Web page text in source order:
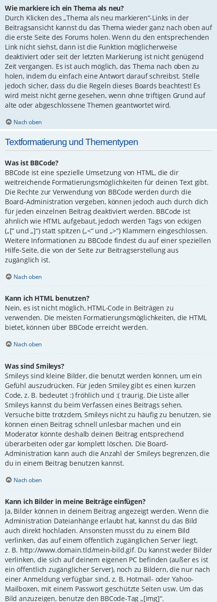
Wie markiere ich ein Thema als neu?
Durch Klicken des „Thema als neu markieren“-Links in der
Beitragsansicht kannst du das Thema wieder ganz nach oben auf
die erste Seite des Forums holen. Wenn du den entsprechenden
Link nicht siehst, dann ist die Funktion möglicherweise
deaktiviert oder seit der letzten Markierung ist nicht genügend
Zeit vergangen. Es ist auch möglich, das Thema nach oben zu
holen, indem du einfach eine Antwort darauf schreibst. Stelle
jedoch sicher, dass du die Regeln dieses Boards beachtest! Es
wird meist nicht gerne gesehen, wenn ohne triftigen Grund auf
alte oder abgeschlossene Themen geantwortet wird.
Nach oben
Textformatierung und Thementypen
Was ist BBCode?
BBCode ist eine spezielle Umsetzung von HTML, die dir
weitreichende Formatierungsmöglichkeiten für deinen Text gibt.
Die Rechte zur Verwendung von BBCode werden durch die
Board-Administration vergeben, können jedoch auch durch dich
für jeden einzelnen Beitrag deaktiviert werden. BBCode ist
ähnlich wie HTML aufgebaut, jedoch werden Tags von eckigen
(„[“ und „]“) statt spitzen („<“ und „>“) Klammern eingeschlossen.
Weitere Informationen zu BBCode findest du auf einer speziellen
Hilfe-Seite, die von der Seite zur Beitragserstellung aus
zugänglich ist.
Nach oben
Kann ich HTML benutzen?
Nein, es ist nicht möglich, HTML-Code in Beiträgen zu
verwenden. Die meisten Formatierungsmöglichkeiten, die HTML
bietet, können über BBCode erreicht werden.
Nach oben
Was sind Smileys?
Smileys sind kleine Bilder, die benutzt werden können, um ein
Gefühl auszudrücken. Für jeden Smiley gibt es einen kurzen
Code, z. B. bedeutet :) fröhlich und :( traurig. Die Liste aller
Smileys kannst du beim Verfassen eines Beitrags sehen.
Versuche bitte trotzdem, Smileys nicht zu häufig zu benutzen, sie
können einen Beitrag schnell unlesbar machen und ein
Moderator könnte deshalb deinen Beitrag entsprechend
überarbeiten oder gar komplett löschen. Die Board-
Administration kann auch die Anzahl der Smileys begrenzen, die
du in einem Beitrag benutzen kannst.
Nach oben
Kann ich Bilder in meine Beiträge einfügen?
Ja, Bilder können in deinem Beitrag angezeigt werden. Wenn die
Administration Dateianhänge erlaubt hat, kannst du das Bild
auch direkt hochladen. Ansonsten musst du zu einem Bild
verlinken, das auf einem öffentlich zugänglichen Server liegt,
z. B. http://www.domain.tld/mein-bild.gif. Du kannst weder Bilder
verlinken, die sich auf deinem eigenen PC befinden (außer es ist
ein öffentlich zugänglicher Server), noch zu Bildern, die nur nach
einer Anmeldung verfügbar sind, z. B. Hotmail- oder Yahoo-
Mailboxen, mit einem Passwort geschützte Seiten usw. Um das
Bild anzuzeigen, benutze den BBCode-Tag „[img]“.